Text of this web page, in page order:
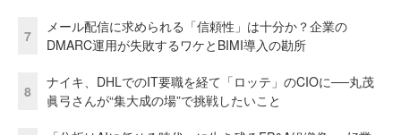
7
メール配信に求められる「信頼性」は十分か？企業の
DMARC運用が失敗するワケとBIMI導入の勘所
8
ナイキ、DHLでのIT要職を経て「ロッテ」のCIOに──丸茂
眞弓さんが“集大成の場”で挑戦したいこと